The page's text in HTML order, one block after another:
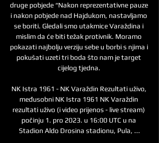
druge pobjede “Nakon reprezentativne pauze
i nakon pobjede nad Hajdukom, nastavljamo
se boriti. Gledali smo utakmice Varaždina i
mislim da će biti težak protivnik. Moramo
pokazati najbolju verziju sebe u borbi s njima i
pokušati uzeti tri boda što nam je target
cijelog tjedna.
NK Istra 1961 - NK Varaždin Rezultati uživo,
međusobni NK Istra 1961 NK Varaždin
rezultati uživo (i video prijenos - live stream)
počinju 1. pro 2023. u 16:00 UTC u na
Stadion Aldo Drosina stadionu, Pula, ...